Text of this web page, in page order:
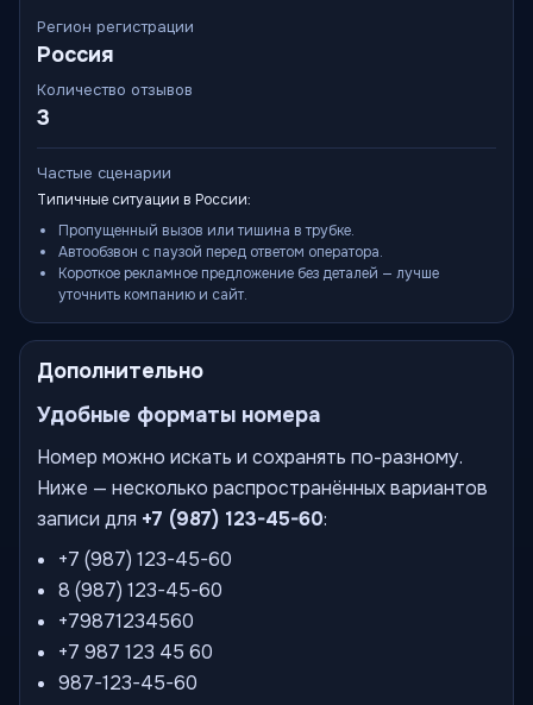
Регион регистрации
Россия
Количество отзывов
3
Частые сценарии
Типичные ситуации в России:
Пропущенный вызов или тишина в трубке.
Автообзвон с паузой перед ответом оператора.
Короткое рекламное предложение без деталей — лучше
уточнить компанию и сайт.
Дополнительно
Удобные форматы номера
Номер можно искать и сохранять по-разному.
Ниже — несколько распространённых вариантов
записи для +7 (987) 123-45-60:
+7 (987) 123-45-60
8 (987) 123-45-60
+79871234560
+7 987 123 45 60
987-123-45-60